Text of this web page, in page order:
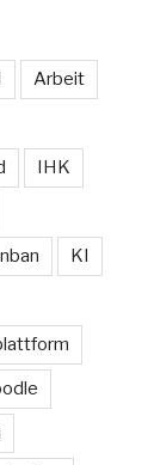
Arbeit
IHK
KI